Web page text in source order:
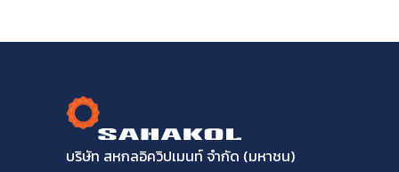
บริษัท สหกลอิควิปเมนท์ จำกัด (มหาชน)